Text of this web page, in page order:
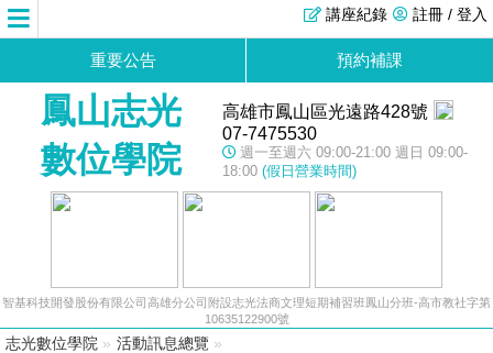
註冊 / 登入
講座紀錄
重要公告 預約補課
鳳山志光
數位學院
高雄市鳳山區光遠路428號
07-7475530
週一至週六 09:00-21:00 週日 09:00-
18:00 (假日營業時間)
智基科技開發股份有限公司高雄分公司附設志光法商文理短期補習班鳳山分班-高市教社字第
10635122900號
志光數位學院 » 活動訊息總覽 »